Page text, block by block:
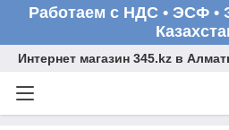
Работаем с НДС • ЭСФ •
Интернет магазин 345.kz в